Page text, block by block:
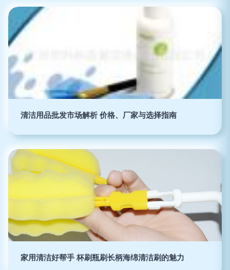
清洁用品批发市场解析 价格、厂家与选择指南
家用清洁好帮手 杯刷瓶刷长柄海绵清洁刷的魅力